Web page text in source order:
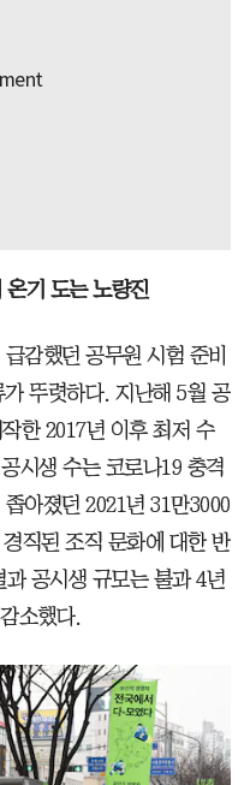
기 도는 노량진
감했던 공무원 시험 준비
뚜렷하다. 지난해 5월 공
한 2017년 이후 최저 수
시생 수는 코로나19 충격
아졌던 2021년 31만3000
직된 조직 문화에 대한 반
공시생 규모는 불과 4년
소했다.